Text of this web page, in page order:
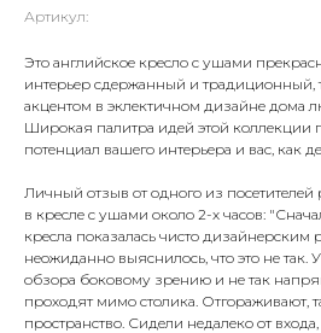
Артикул:
Это английское кресло с ушами
интерьер сдержанный и традиционный,
акцентом в эклектичном дизайне дома
Широкая палитра идей этой коллекции
потенциал вашего интерьера и вас, как
Личный отзыв от одного из посетителей
в кресле с ушами около 2-х часов:
кресла показалась чисто
неожиданно выяснилось, что это не так.
обзора боковому зрению и не так
проходят мимо столика. Отгораживают,
пространство. Сидели недалеко от